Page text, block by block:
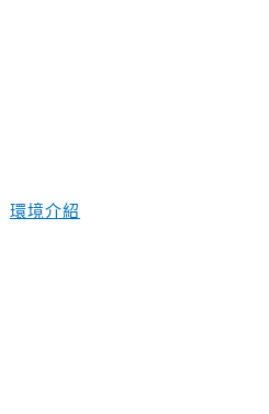
環境介紹